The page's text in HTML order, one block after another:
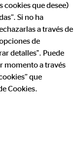
cookies que desee)
Si no ha
a través de
de
detalles". Puede
momento a través
que
Cookies.